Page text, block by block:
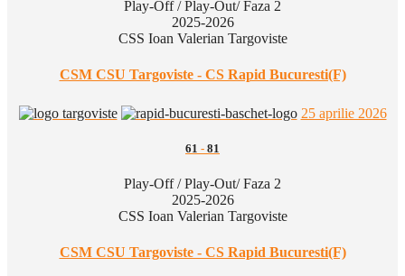
Play-Off / Play-Out/ Faza 2
2025-2026
CSS Ioan Valerian Targoviste
CSM CSU Targoviste - CS Rapid Bucuresti(F)
25 aprilie 2026
61 - 81
Play-Off / Play-Out/ Faza 2
2025-2026
CSS Ioan Valerian Targoviste
CSM CSU Targoviste - CS Rapid Bucuresti(F)